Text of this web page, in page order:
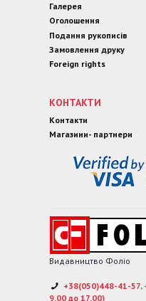
Галерея
Оголошення
Подання рукописів
Замовлення друку
Foreign rights
КОНТАКТИ
Контакти
Магазини- партнери
Видавництво Фоліо
+38(050)448-41-
9.00 до 17.00)